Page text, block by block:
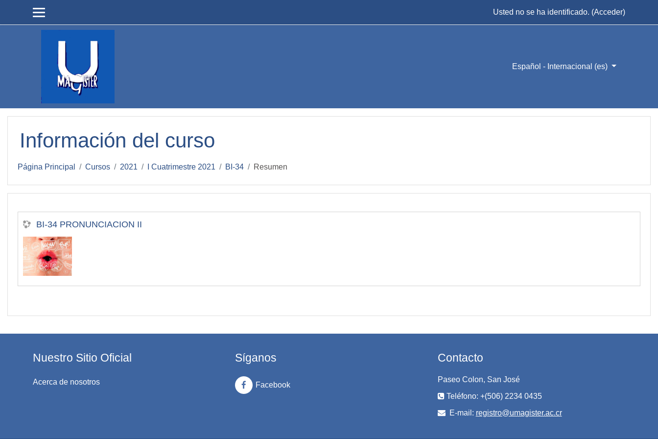
Usted no se ha identificado. (Acceder)
Español - Internacional ‎(es)‎
Información del curso
Página Principal Cursos 2021 I Cuatrimestre 2021 BI-34 Resumen
BI-34 PRONUNCIACION II
Nuestro Sitio Oficial
Acerca de nosotros
Síganos
Facebook
Contacto
Paseo Colon, San José
Teléfono: +(506) 2234 0435
E-mail: registro@umagister.ac.cr